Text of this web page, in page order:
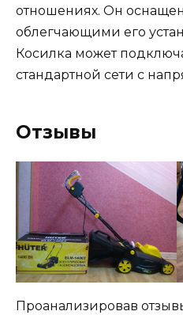
отношениях. Он
облегчающими его
Косилка может
стандартной сети с
Отзывы
Проанализировав